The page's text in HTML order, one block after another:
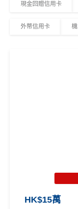
現金回贈信用卡
外幣信用卡
HK$15萬